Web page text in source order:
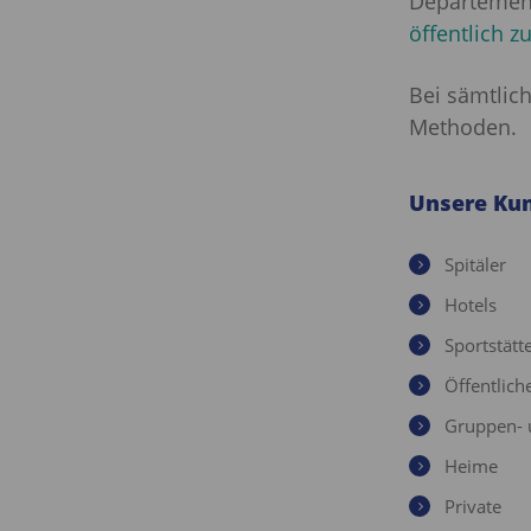
öffentlich
Bei
Methoden.
Unsere
Spitäler
Hotels
Gruppen-
Heime
Private